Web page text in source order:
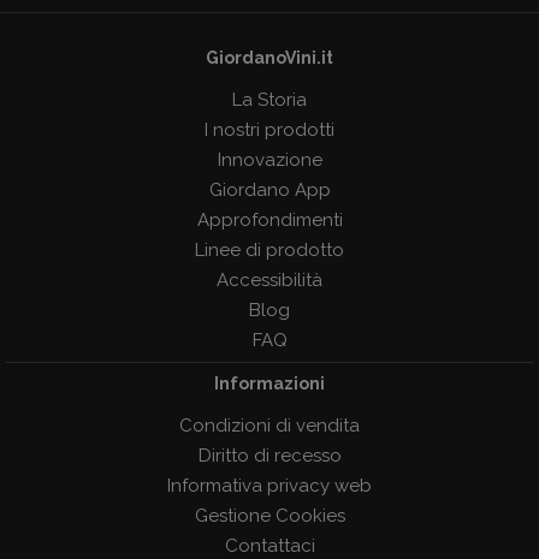
GiordanoVini.it
La Storia
I nostri prodotti
Innovazione
Giordano App
Approfondimenti
Linee di prodotto
Accessibilità
Blog
FAQ
Informazioni
Condizioni di vendita
Diritto di recesso
Informativa privacy web
Gestione Cookies
Contattaci